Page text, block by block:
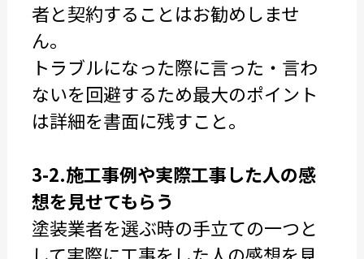
者と契約することはお勧めしませ
ん。
トラブルになった際に言った・言わ
ないを回避するため最大のポイント
は詳細を書面に残すこと。
3-2.施工事例や実際工事した人の感
想を見せてもらう
塗装業者を選ぶ時の手立ての一つと